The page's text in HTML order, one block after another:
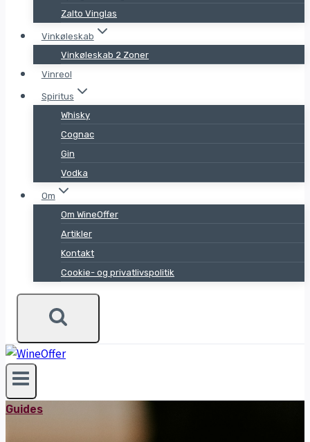
Zalto Vinglas
Vinkøleskab
Vinkøleskab 2 Zoner
Vinreol
Spiritus
Whisky
Cognac
Gin
Vodka
Om
Om WineOffer
Artikler
Kontakt
Cookie- og privatlivspolitik
Guides